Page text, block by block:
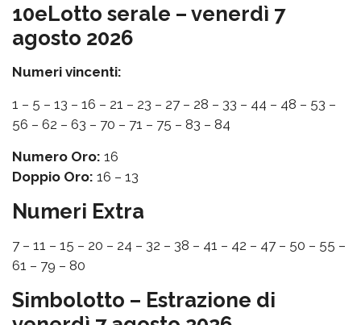
10eLotto serale – venerdì 7
agosto 2026
Numeri vincenti:
1 – 5 – 13 – 16 – 21 – 23 – 27 – 28 – 33 – 44 – 48 – 53 –
56 – 62 – 63 – 70 – 71 – 75 – 83 – 84
Numero Oro: 16
Doppio Oro: 16 – 13
Numeri Extra
7 – 11 – 15 – 20 – 24 – 32 – 38 – 41 – 42 – 47 – 50 – 55 –
61 – 79 – 80
Simbolotto – Estrazione di